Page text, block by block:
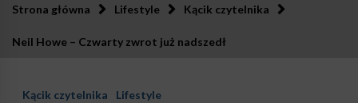
Strona główna Lifestyle Kącik czytelnika
Neil Howe – Czwarty zwrot już nadszedł
Kącik czytelnika Lifestyle